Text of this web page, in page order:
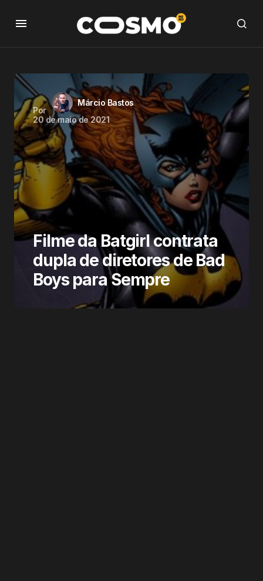
Por
Márcio Bastos
20 de maio de 2021
Filme da Batgirl contrata
dupla de diretores de Bad
Boys para Sempre